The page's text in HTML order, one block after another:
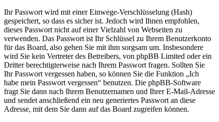
Ihr Passwort wird mit einer Einwege-Verschlüsselung (Hash)
gespeichert, so dass es sicher ist. Jedoch wird Ihnen empfohlen,
dieses Passwort nicht auf einer Vielzahl von Webseiten zu
verwenden. Das Passwort ist Ihr Schlüssel zu Ihrem Benutzerkonto
für das Board, also gehen Sie mit ihm sorgsam um. Insbesondere
wird Sie kein Vertreter des Betreibers, von phpBB Limited oder ein
Dritter berechtigterweise nach Ihrem Passwort fragen. Sollten Sie
Ihr Passwort vergessen haben, so können Sie die Funktion „Ich
habe mein Passwort vergessen“ benutzen. Die phpBB-Software
fragt Sie dann nach Ihrem Benutzernamen und Ihrer E-Mail-Adresse
und sendet anschließend ein neu generiertes Passwort an diese
Adresse, mit dem Sie dann auf das Board zugreifen können.